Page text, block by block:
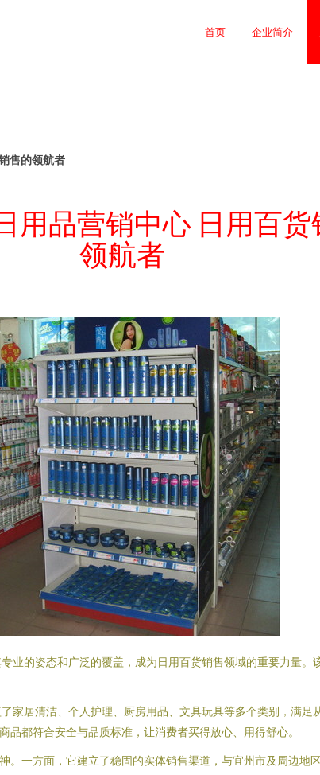
首页 企业简介
售的领航者
用品营销中心 日用百货
领航者
业的姿态和广泛的覆盖，成为日用百货销售领域的重要力量
家居清洁、个人护理、厨房用品、文具玩具等多个类别，满
都符合安全与品质标准，让消费者买得放心、用得舒心。
。一方面，它建立了稳固的实体销售渠道，与宜州市及周边